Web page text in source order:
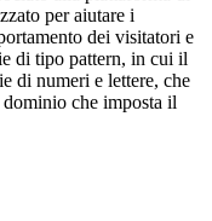
per aiutare i
dei visitatori e
di tipo pattern, in cui il
di numeri e lettere, che
che imposta il